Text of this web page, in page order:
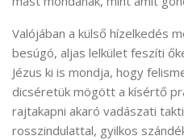
Valójában a külső hízelkedés
besúgó, aljas lelkület feszíti
Jézus ki is mondja, hogy
dicséretük mögött a kísértő
rajtakapni akaró vadászati
rosszindulattal, gyilkos